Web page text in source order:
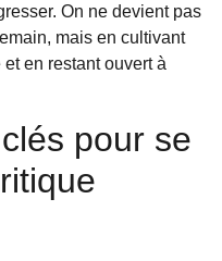
On ne devient pas
mais en cultivant
en restant ouvert à
pour se